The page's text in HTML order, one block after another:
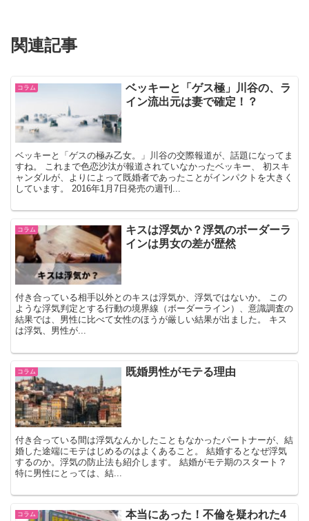
関連記事
コラム
ベッキーと「ゲス極」川谷の、ラ
イン流出元は妻で確定！？
ベッキーと「ゲスの極み乙女。」川谷の交際報道が、話題になってま
すね。 これまで色恋沙汰が報道されていなかったベッキー、 初スキ
ャンダルが、よりによって既婚者であったことがインパクトを大きく
しています。 2016年1月7日発売の週刊...
コラム
キスは浮気か？浮気のボーダーラ
インは男女の差が歴然
付き合っている相手以外とのキスは浮気か、浮気ではないか。 この
ような浮気判定とする行動の境界線（ボーダーライン）、意識調査の
結果では、男性に比べて女性のほうが厳しい結果が出ました。 キス
は浮気、男性が...
コラム 既婚男性がモテる理由
付き合っている間は浮気なんかしたこともなかったパートナーが、結
婚した途端にモテはじめるのはよくあること。 結婚するとなぜ浮気
するのか。浮気の防止法も紹介します。 結婚がモテ期のスタート？
特に男性にとっては、結...
コラム
本当にあった！不倫を疑われた4